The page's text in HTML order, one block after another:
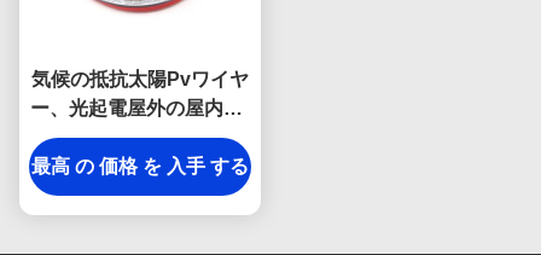
気候の抵抗太陽Pvワイヤ
ー、光起電屋外の屋内2.5
mm2 PV1-F太陽ケーブル
最高 の 価格 を 入手 する